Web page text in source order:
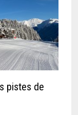
pistes de